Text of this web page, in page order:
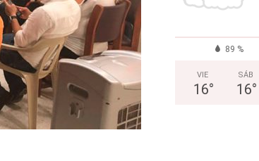
89 %
VIE
16°
SÁB
16°